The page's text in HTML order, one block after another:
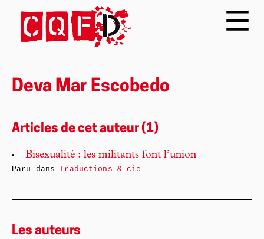
Deva Mar Escobedo
Articles de cet auteur (1)
Bisexualité : les militants font l’union
Paru dansTraductions & cie
Les auteurs